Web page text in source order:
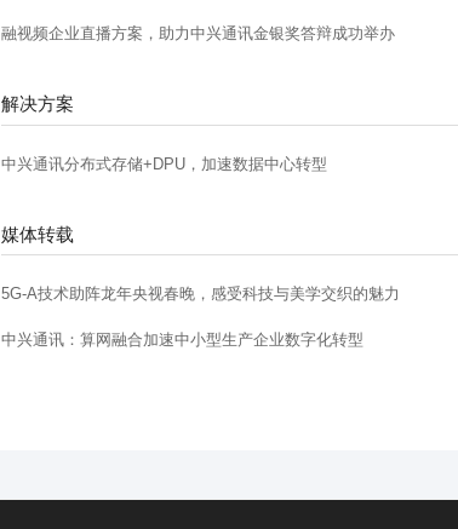
融视频企业直播方案，助力中兴通讯金银奖答辩成功举办
解决方案
中兴通讯分布式存储+DPU，加速数据中心转型
媒体转载
5G-A技术助阵龙年央视春晚，感受科技与美学交织的魅力
中兴通讯：算网融合加速中小型生产企业数字化转型